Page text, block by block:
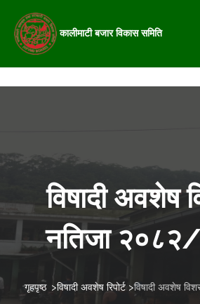
कालीमाटी बजार विकास समिति
विषादी अवशेष
नतिजा
गृहपृष्ठ >विषादी अवशेष रिपोर्ट>विषादी अवशेष